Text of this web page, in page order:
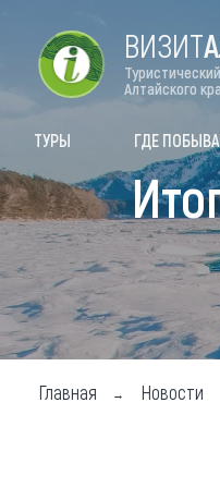
Туры
ВИЗИТ
Алтайского
ТУРЫ ГДЕ
Главная Новости